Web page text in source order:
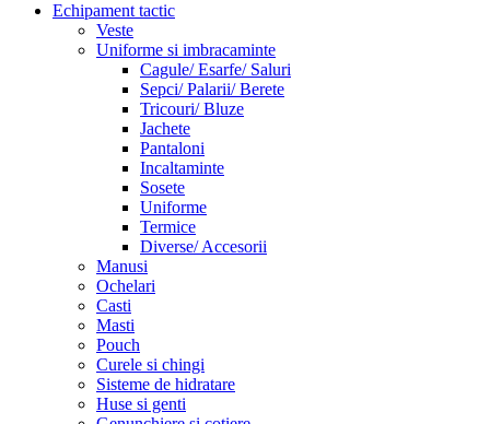
Echipament tactic
Veste
Uniforme si imbracaminte
Cagule/ Esarfe/ Saluri
Sepci/ Palarii/ Berete
Tricouri/ Bluze
Jachete
Pantaloni
Incaltaminte
Sosete
Uniforme
Termice
Diverse/ Accesorii
Manusi
Ochelari
Casti
Masti
Pouch
Curele si chingi
Sisteme de hidratare
Huse si genti